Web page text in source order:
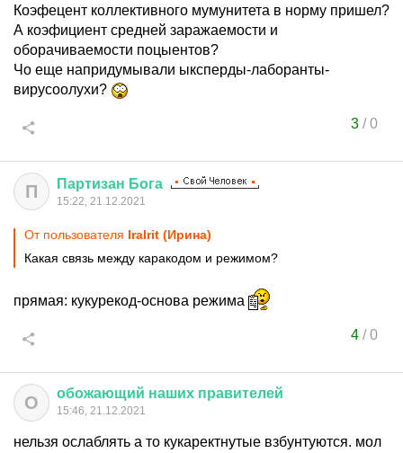
Коэфецент коллективного мумунитета в норму пришел?
А коэфициент средней заражаемости и
оборачиваемости поцыентов?
Чо еще напридумывали ыксперды-лаборанты-
вирусоолухи?
3/0
П Партизан Бога
15:22, 21.12.2021
От пользователя IraIrit (Ирина)
Какая связь между каракодом и режимом?
прямая: кукурекод-основа режима
4/0
О обожающий наших правителей
15:46, 21.12.2021
нельзя ослаблять а то кукаректнутые взбунтуются. мол